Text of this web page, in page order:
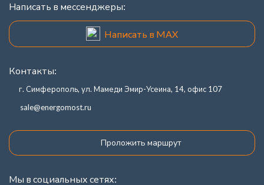
Написать в мессенджеры:
Написать в MAX
Контакты:
г. Симферополь, ул. Мамеди Эмир-Усеина, 14, офис 107
sale@energomost.ru
Проложить маршрут
Мы в социальных сетях: